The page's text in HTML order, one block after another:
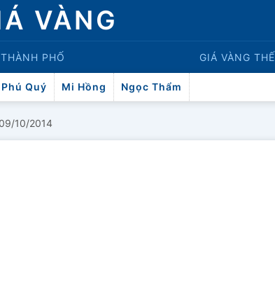
VÀNG
PHỐ GIÁ VÀNG
Phú Quý Mi Hồng Ngọc Thẩm
10/2014